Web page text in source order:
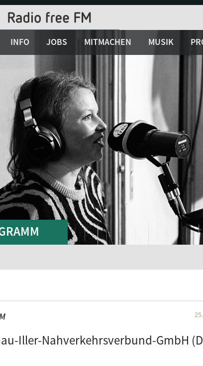
INFO JOBS MITMACHEN MUSIK
Iller-Nahverkehrsverbund-GmbH